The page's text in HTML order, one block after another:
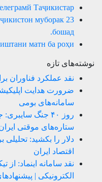
Таҷикистар
муборак
бошад.
матн ба роҳи
نوشته‌های تازه
نقد عملکرد فناوران
ضرورت هدایت
سامانه‌های بومی
روز ۴۰ جنگ
ستاره‌های موقتی
دلار را بکشید: تحلیلی
اقتصاد ایران
نقد سامانه اینماد: از
الکترونیکی |